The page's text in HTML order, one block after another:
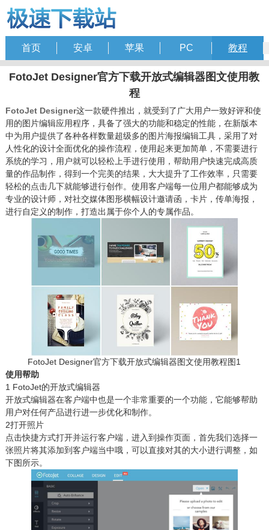
首页 安卓 苹果 PC 教程
FotoJet Designer官方下载开放式编辑器图文使用教
程
FotoJet Designer这一款硬件推出，就受到了广大用户一致好评和使
用的图片编辑应用程序，具备了强大的功能和稳定的性能，在新版本
中为用户提供了各种各样数量超级多的图片海报编辑工具，采用了对
人性化的设计全面优化的操作流程，使用起来更加简单，不需要进行
系统的学习，用户就可以轻松上手进行使用，帮助用户快速完成高质
量的作品制作，得到一个完美的结果，大大提升了工作效率，只需要
轻松的点击几下就能够进行创作。使用客户端每一位用户都能够成为
专业的设计师，对社交媒体图形横幅设计邀请函，卡片，传单海报，
进行自定义的制作，打造出属于你个人的专属作品。
FotoJet Designer官方下载开放式编辑器图文使用教程图1
使用帮助
1 FotoJet的开放式编辑器
开放式编辑器在客户端中也是一个非常重要的一个功能，它能够帮助
用户对任何产品进行进一步优化和制作。
2打开照片
点击快捷方式打开并运行客户端，进入到操作页面，首先我们选择一
张照片将其添加到客户端当中哦，可以直接对其的大小进行调整，如
下图所示。